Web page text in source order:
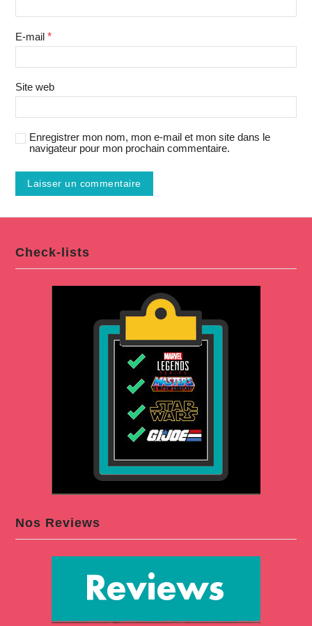
E-mail *
Site web
Enregistrer mon nom, mon e-mail et mon site dans le
navigateur pour mon prochain commentaire.
Check-lists
Nos Reviews